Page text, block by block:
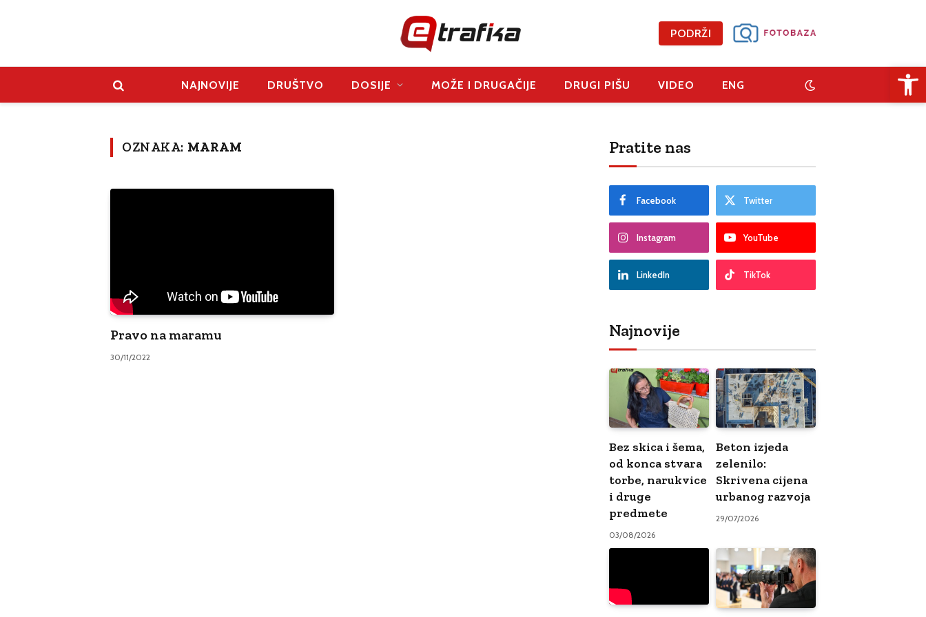
PODRŽI
NAJNOVIJE DRUŠTVO DOSIJE MOŽE I DRUGAČIJE DRUGI PIŠU VIDEO ENG
OZNAKA: MARAM
Pravo na maramu
30/11/2022
Pratite nas
Facebook Twitter
Instagram YouTube
LinkedIn TikTok
Najnovije
Bez skica i šema,
od konca stvara
torbe, narukvice
i druge
predmete
03/08/2026
Beton izjeda
zelenilo:
Skrivena cijena
urbanog razvoja
29/07/2026